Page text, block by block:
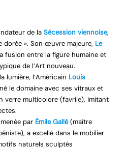
de la Sécession viennoise,
dorée ». Son œuvre majeure, Le
fusion entre la figure humaine et
de l’Art nouveau.
lumière, l’Américain Louis
le domaine avec ses vitraux et
verre multicolore (favrile), imitant
menée par Émile Gallé(maître
a excellé dans le mobilier
naturels sculptés